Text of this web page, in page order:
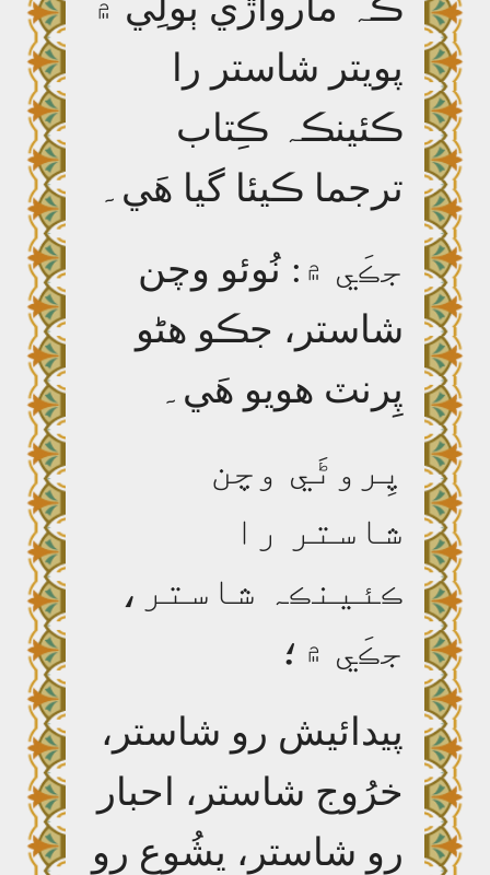
پويتر شاستر را
ڪئينڪہ ڪِتاب
ترجما ڪيئا گيا ھَي۔
جڪَي ۾ :نُوئو وچن
شاستر، جڪو ھڻو
پِرنٽ ھويو ھَي۔
پِروڻَي وچن
شاستر را
ڪئينڪہ شاستر،
جڪَي ۾؛
پيدائيش رو شاستر،
خرُوج شاستر، احبار
رو شاستر، يشُوع رو